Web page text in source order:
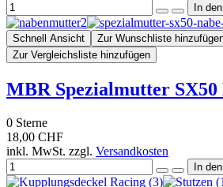
Schnell Ansicht
Zur Wunschliste
Zur Vergleichsliste hinzufügen
MBR Spezialmutter SX50
0 Sterne
18,00 CHF
inkl. MwSt. zzgl. Versandkosten